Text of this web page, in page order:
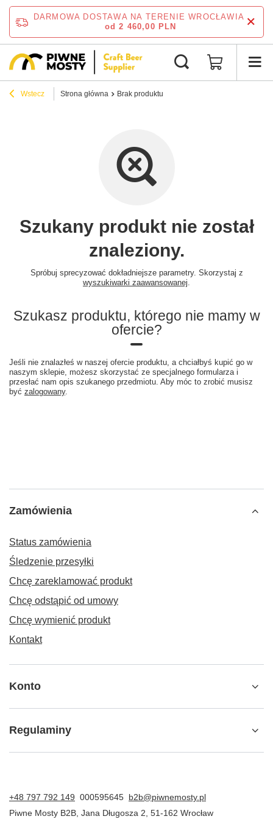
DARMOWA DOSTAWA NA TERENIE WROCŁAWIA
od 2 460,00 PLN
Wstecz Strona główna Brak produktu
Szukany produkt nie został
znaleziony.
Spróbuj sprecyzować dokładniejsze parametry. Skorzystaj z
wyszukiwarki zaawansowanej
Szukasz produktu, którego nie mamy w
ofercie?
Jeśli nie znalazłeś w naszej ofercie produktu, a chciałbyś kupić go w
naszym sklepie, możesz skorzystać ze specjalnego formularza i
przesłać nam opis szukanego przedmiotu. Aby móc to zrobić musisz
być zalogowany.
Zamówienia
Status zamówienia
Śledzenie przesyłki
Chcę zareklamować produkt
Chcę odstąpić od umowy
Chcę wymienić produkt
Kontakt
Konto
Regulaminy
+48 797 792 149 000595645 b2b@piwnemosty.pl
Piwne Mosty B2B Jana Długosza 2 51-162 Wrocław